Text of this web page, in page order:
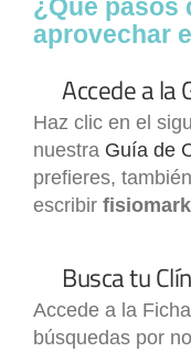
¿Qué pasos
aprovechar
Accede a la
Haz clic en el
nuestra Guía de
prefieres,
escribir
Busca tu
Accede a la
búsquedas por